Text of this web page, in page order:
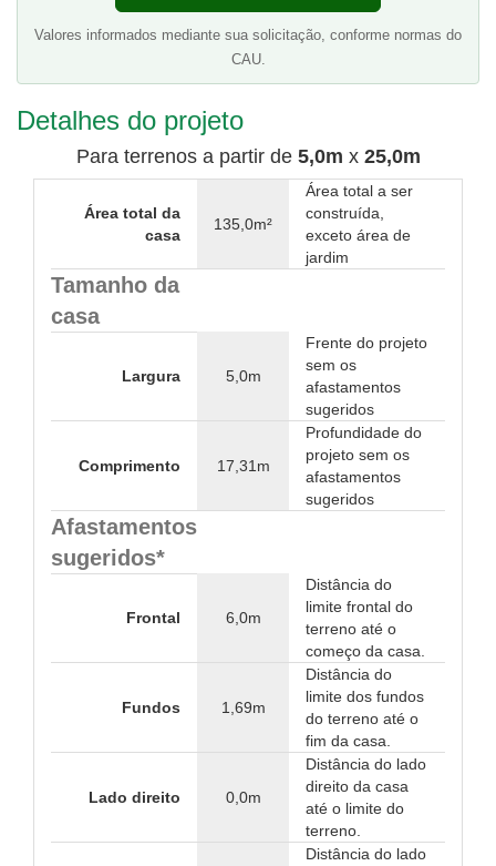
Valores informados mediante sua solicitação, conforme normas do
CAU.
Detalhes do projeto
Para terrenos a partir de 5,0m x 25,0m
Área total da
casa
135,0m²
Área total a ser
construída,
exceto área de
jardim
Tamanho da
casa
Largura 5,0m
Frente do projeto
sem os
afastamentos
sugeridos
Comprimento 17,31m
Profundidade do
projeto sem os
afastamentos
sugeridos
Afastamentos
sugeridos*
Frontal 6,0m
Distância do
limite frontal do
terreno até o
começo da casa.
Fundos 1,69m
Distância do
limite dos fundos
do terreno até o
fim da casa.
Lado direito 0,0m
Distância do lado
direito da casa
até o limite do
terreno.
Distância do lado